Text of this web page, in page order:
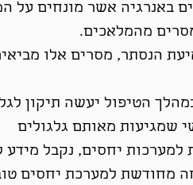
באנרגיה אשר מונחים על
מהמלאכים.
הנסתר, מסרים אלו
הטיפול יעשה תיקון
שמגיעות מאותם גלגולים
למערכות יחסים, נקבל
מחודשת למערכת יחסים